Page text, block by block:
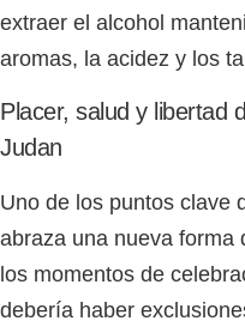
extraer el alcohol
aromas, la acidez y los
Placer, salud y libertad
Judan
Uno de los puntos clave
abraza una nueva forma
los momentos de
debería haber